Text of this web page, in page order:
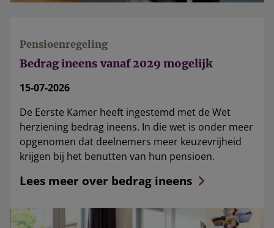
Bedrag ineens vanaf 2029 mogelijk
Pensioenregeling
15-07-2026
De Eerste Kamer heeft ingestemd met de Wet
herziening bedrag ineens. In die wet is onder meer
opgenomen dat deelnemers meer keuzevrijheid
krijgen bij het benutten van hun pensioen.
Lees meer over bedrag ineens